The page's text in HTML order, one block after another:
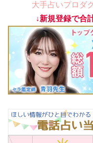
大手占いプロダ
↓新規登録で合